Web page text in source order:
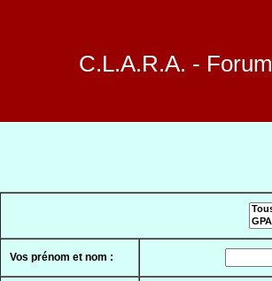
C.L.A.R.A. - Forum
Vos prénom et nom :